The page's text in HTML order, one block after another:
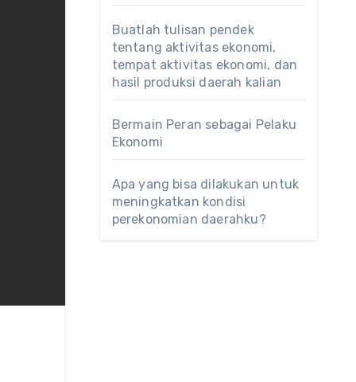
Buatlah tulisan pendek
tentang aktivitas ekonomi,
tempat aktivitas ekonomi, dan
hasil produksi daerah kalian
Bermain Peran sebagai Pelaku
Ekonomi
Apa yang bisa dilakukan untuk
meningkatkan kondisi
perekonomian daerahku?